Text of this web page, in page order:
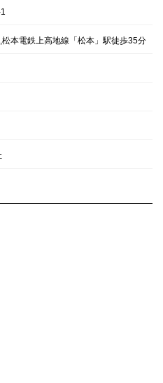
本電鉄上高地線「松本」駅徒歩35分